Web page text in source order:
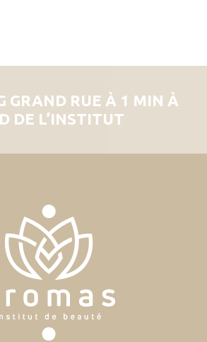
GRAND RUE À 1 MIN À
DE L’INSTITUT